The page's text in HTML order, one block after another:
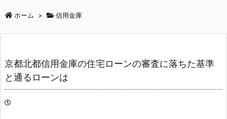
ホーム > 信用金庫
京都北都信用金庫の住宅ローンの審査に落ちた基準
と通るローンは